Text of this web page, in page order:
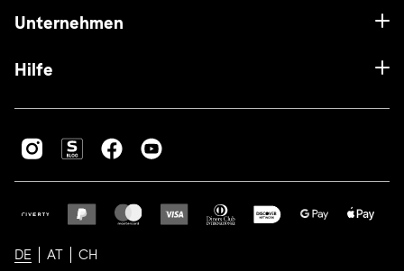
Unternehmen
Hilfe
DE AT CH